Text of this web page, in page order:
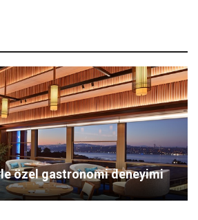
özel gastronomi deneyimi